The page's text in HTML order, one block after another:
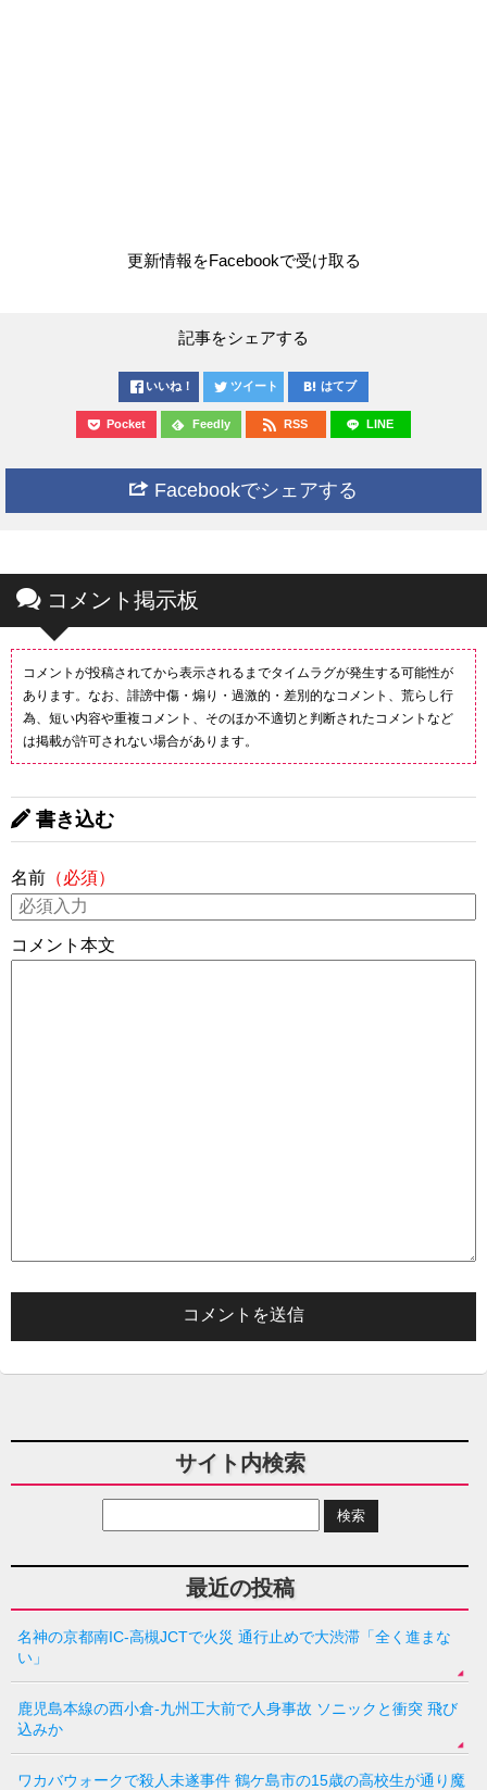
更新情報をFacebookで受け取る
記事をシェアする
いいね！ ツイート はてブ
Pocket Feedly RSS LINE
Facebookでシェアする
コメント掲示板
コメントが投稿されてから表示されるまでタイムラグが発生する可能性が
あります。なお、誹謗中傷・煽り・過激的・差別的なコメント、荒らし行
為、短い内容や重複コメント、そのほか不適切と判断されたコメントなど
は掲載が許可されない場合があります。
書き込む
名前 （必須）
コメント本文
サイト内検索
最近の投稿
名神の京都南IC-高槻JCTで火災 通行止めで大渋滞「全く進まな
い」
鹿児島本線の西小倉-九州工大前で人身事故 ソニックと衝突 飛び
込みか
ワカバウォークで殺人未遂事件 鶴ケ島市の15歳の高校生が通り魔